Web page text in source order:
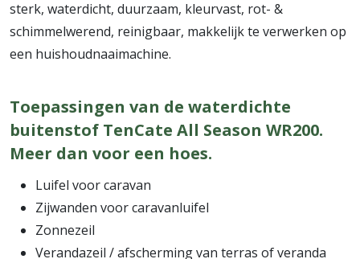
sterk, waterdicht, duurzaam, kleurvast, rot- &
schimmelwerend, reinigbaar, makkelijk te verwerken op
een huishoudnaaimachine.
Toepassingen van de waterdichte
buitenstof TenCate All Season WR200.
Meer dan voor een hoes.
Luifel voor caravan
Zijwanden voor caravanluifel
Zonnezeil
Verandazeil / afscherming van terras of veranda